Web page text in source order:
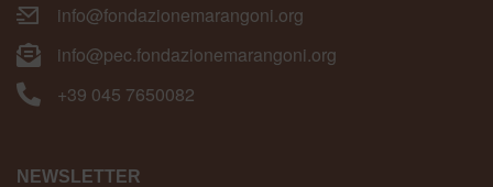
info@fondazionemarangoni.org
info@pec.fondazionemarangoni.org
+39 045 7650082
NEWSLETTER